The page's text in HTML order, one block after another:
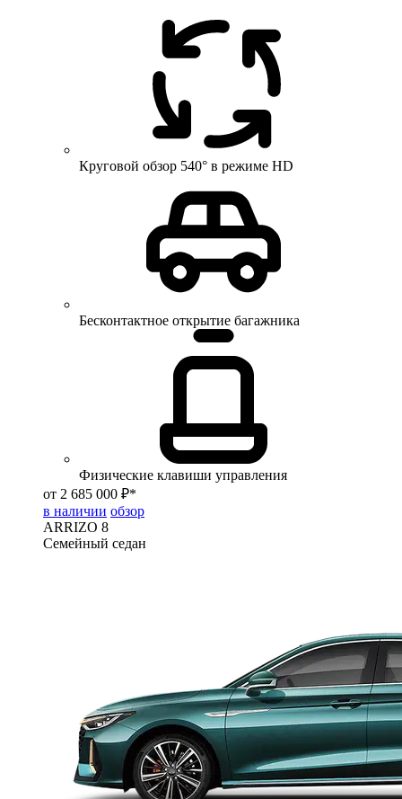
Круговой обзор 540° в режиме HD
Бесконтактное открытие багажника
Физические клавиши управления
от 2 685 000 ₽*
в наличии обзор
ARRIZO 8
Семейный седан